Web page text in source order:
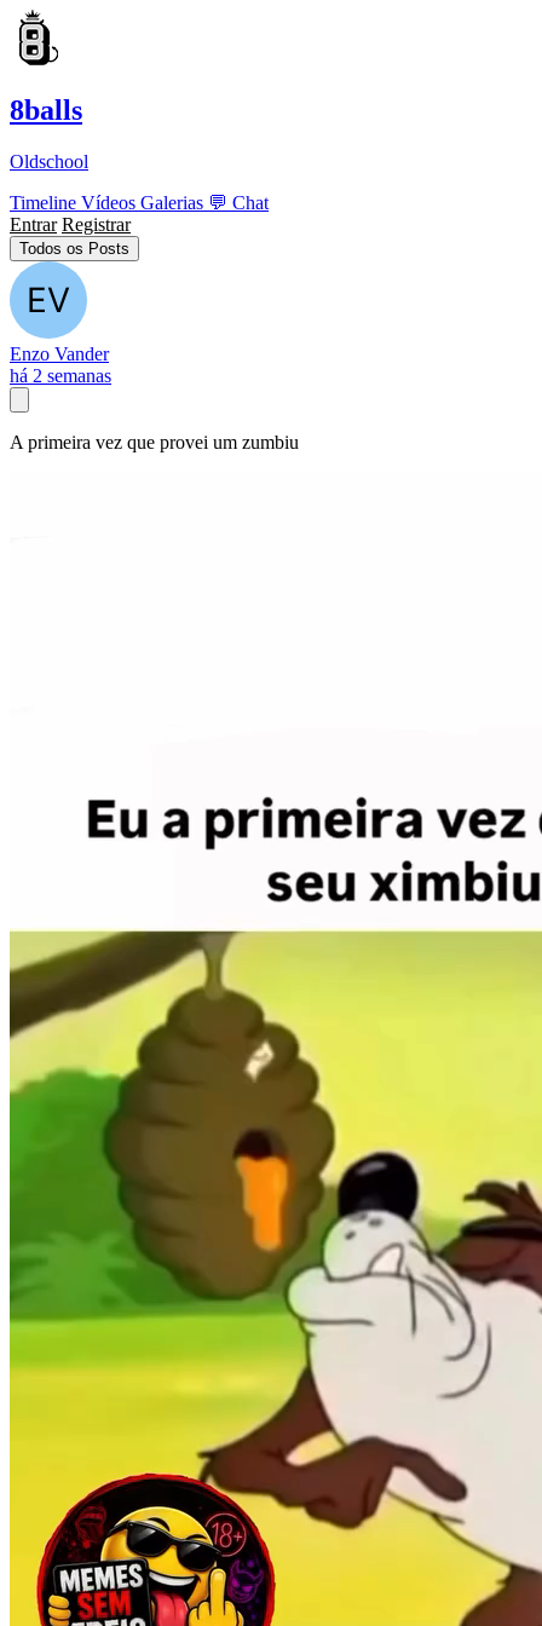
8balls
Oldschool
Timeline Vídeos Galerias 💬 Chat
Entrar Registrar
Todos os Posts
Enzo Vander
há 2 semanas
A primeira vez que provei um zumbiu